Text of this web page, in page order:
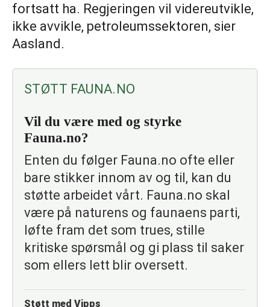
fortsatt ha. Regjeringen vil videreutvikle,
ikke avvikle, petroleumssektoren, sier
Aasland.
STØTT FAUNA.NO
Vil du være med og styrke
Fauna.no?
Enten du følger Fauna.no ofte eller
bare stikker innom av og til, kan du
støtte arbeidet vårt. Fauna.no skal
være på naturens og faunaens parti,
løfte fram det som trues, stille
kritiske spørsmål og gi plass til saker
som ellers lett blir oversett.
Støtt med Vipps